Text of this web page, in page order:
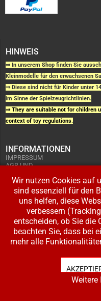
HINWEIS
⇒ In unserem Shop finden Sie
Kleinmodelle für den erwachsenen
⇒ Diese sind nicht für Kinder unter
im Sinne der Spielzeugrichtlinien.
⇒ They are suitable not for children
context of toy regulations.
INFORMATIONEN
IMPRESSUM
AGB UND
KUNDENINFORMATIONEN
WIDERRUFSRECHT
DATENSCHUTZERKLÄRUNG
ZAHLUNG UND VERSAND
IHR KONTO
LOGIN
REGISTRIEREN
Copyright © 2026
Wir nutzen Cookies auf
sind essenziell für den
uns helfen, diese
verbessern
entscheiden, ob Sie die
beachten Sie, dass bei
mehr alle